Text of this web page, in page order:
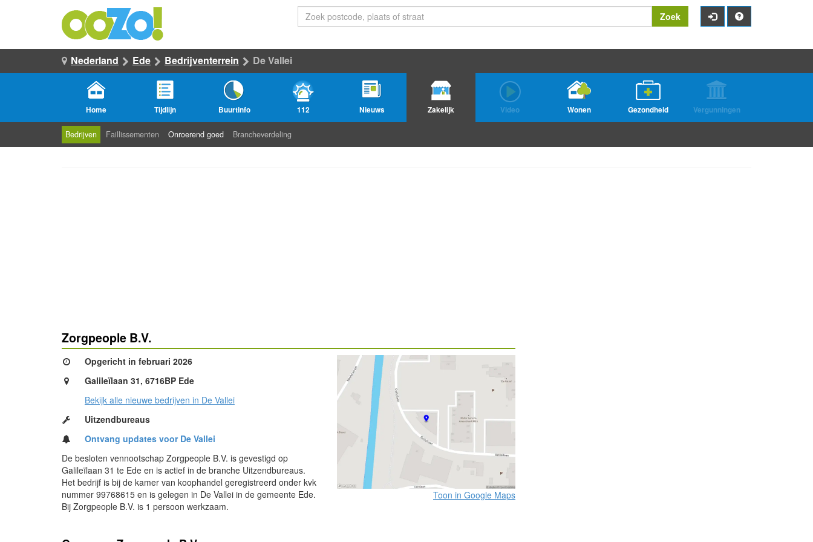
Zoek
Nederland Ede Bedrijventerrein De Vallei
Home Tijdlijn Buurtinfo 112 Nieuws Zakelijk Video Wonen Gezondheid Vergunningen
Bedrijven Faillissementen Onroerend goed Brancheverdeling
Zorgpeople B.V.
Opgericht in februari 2026
Galileïlaan 31, 6716BP Ede
Bekijk alle nieuwe bedrijven in De Vallei
Uitzendbureaus
Ontvang updates voor De Vallei
De besloten vennootschap Zorgpeople B.V. is gevestigd op
Galileïlaan 31 te Ede en is actief in de branche Uitzendbureaus.
Het bedrijf is bij de kamer van koophandel geregistreerd onder kvk
nummer 99768615 en is gelegen in De Vallei in de gemeente Ede.
Bij Zorgpeople B.V. is 1 persoon werkzaam.
Toon in Google Maps